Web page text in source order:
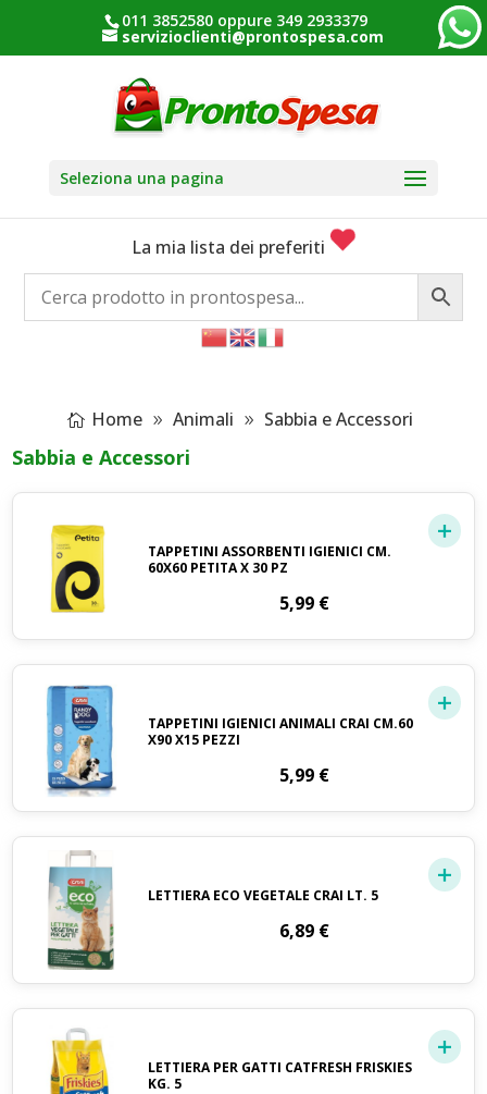
011 3852580 oppure 349 2933379
servizioclienti@prontospesa.com
Seleziona una pagina
La mia lista dei preferiti
Home Animali Sabbia e Accessori
Sabbia e Accessori
TAPPETINI ASSORBENTI IGIENICI CM.
60X60 PETITA X 30 PZ
5,99 €
TAPPETINI IGIENICI ANIMALI CRAI CM.60
X90 X15 PEZZI
5,99 €
LETTIERA ECO VEGETALE CRAI LT. 5
6,89 €
LETTIERA PER GATTI CATFRESH FRISKIES
KG. 5